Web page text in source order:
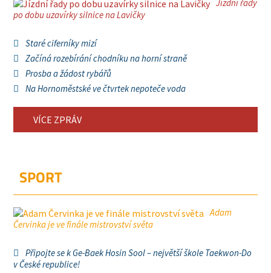
Jízdní řady
po dobu uzavírky silnice na Lavičky
Staré ciferníky mizí
Začíná rozebírání chodníku na horní straně
Prosba a žádost rybářů
Na Hornoměstské ve čtvrtek nepoteče voda
VÍCE ZPRÁV
SPORT
Adam
Červinka je ve finále mistrovství světa
Připojte se k Ge-Baek Hosin Sool – největší škole Taekwon-Do
v České republice!